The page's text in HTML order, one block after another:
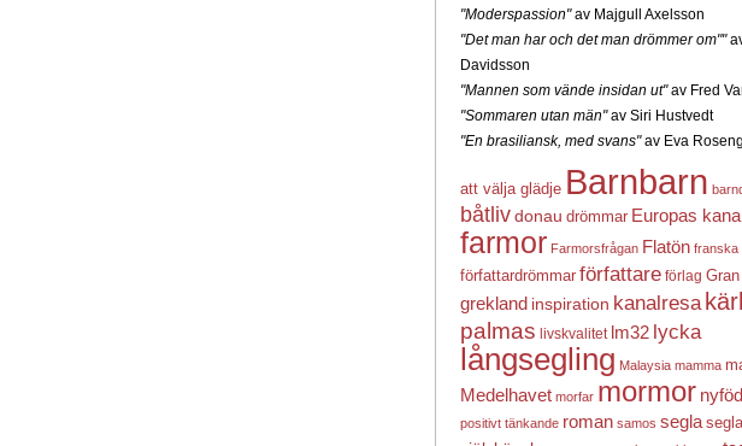
"Moderspassion"av Majgull Axelsson
"Det man har och det man drömmer om""
Davidsson
"Mannen som vände insidan ut"av Fred
"Sommaren utan män"av Siri Hustvedt
"En brasiliansk, med svans"av Eva
att välja glädje Barnbarn
båtliv donau drömmar Europas
farmor Farmorsfrågan Flatön franska
författardrömmar författare förlag
grekland inspiration kanalresa
palmas livskvalitet lm32 lycka
långsegling Malaysia mamma
Medelhavet morfar mormor
positivt tänkande roman samos segla